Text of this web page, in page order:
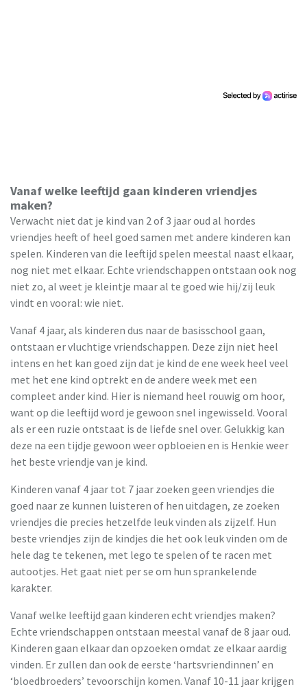
Vanaf welke leeftijd gaan kinderen vriendjes
maken?
Verwacht niet dat je kind van 2 of 3 jaar oud al hordes
vriendjes heeft of heel goed samen met andere kinderen kan
spelen. Kinderen van die leeftijd spelen meestal naast elkaar,
nog niet met elkaar. Echte vriendschappen ontstaan ook nog
niet zo, al weet je kleintje maar al te goed wie hij/zij leuk
vindt en vooral: wie niet.
Vanaf 4 jaar, als kinderen dus naar de basisschool gaan,
ontstaan er vluchtige vriendschappen. Deze zijn niet heel
intens en het kan goed zijn dat je kind de ene week heel veel
met het ene kind optrekt en de andere week met een
compleet ander kind. Hier is niemand heel rouwig om hoor,
want op die leeftijd word je gewoon snel ingewisseld. Vooral
als er een ruzie ontstaat is de liefde snel over. Gelukkig kan
deze na een tijdje gewoon weer opbloeien en is Henkie weer
het beste vriendje van je kind.
Kinderen vanaf 4 jaar tot 7 jaar zoeken geen vriendjes die
goed naar ze kunnen luisteren of hen uitdagen, ze zoeken
vriendjes die precies hetzelfde leuk vinden als zijzelf. Hun
beste vriendjes zijn de kindjes die het ook leuk vinden om de
hele dag te tekenen, met lego te spelen of te racen met
autootjes. Het gaat niet per se om hun sprankelende
karakter.
Vanaf welke leeftijd gaan kinderen echt vriendjes maken?
Echte vriendschappen ontstaan meestal vanaf de 8 jaar oud.
Kinderen gaan elkaar dan opzoeken omdat ze elkaar aardig
vinden. Er zullen dan ook de eerste ‘hartsvriendinnen’ en
‘bloedbroeders’ tevoorschijn komen. Vanaf 10-11 jaar krijgen